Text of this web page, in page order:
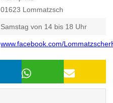
01623 Lommatzsch
Samstag von 14 bis 18 Uhr
www.facebook.com/